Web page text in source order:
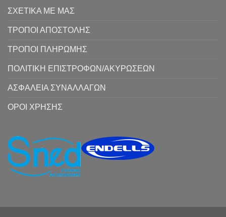
ΣΧΕΤΙΚΑ ΜΕ ΜΑΣ
ΤΡΟΠΟΙ ΑΠΟΣΤΟΛΗΣ
ΤΡΟΠΟΙ ΠΛΗΡΩΜΗΣ
ΠΟΛΙΤΙΚΗ ΕΠΙΣΤΡΟΦΩΝ/ΑΚΥΡΩΣΕΩΝ
ΑΣΦΑΛΕΙΑ ΣΥΝΑΛΛΑΓΩΝ
ΟΡΟΙ ΧΡΗΣΗΣ